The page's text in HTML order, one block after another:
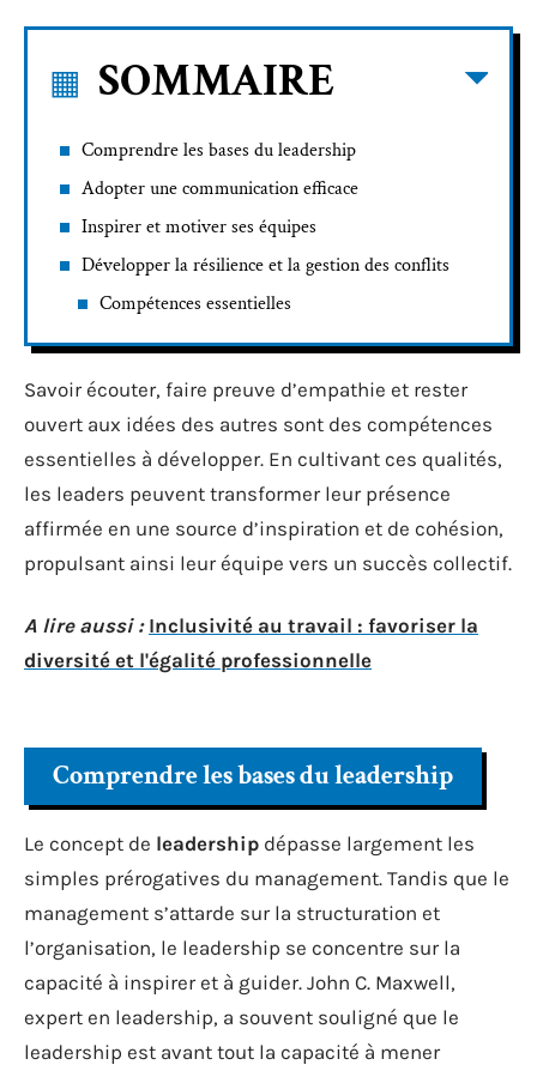
SOMMAIRE
Comprendre les bases du leadership
Adopter une communication efficace
Inspirer et motiver ses équipes
Développer la résilience et la gestion des conflits
Compétences essentielles
Savoir écouter, faire preuve d’empathie et rester
ouvert aux idées des autres sont des compétences
essentielles à développer. En cultivant ces qualités,
les leaders peuvent transformer leur présence
affirmée en une source d’inspiration et de cohésion,
propulsant ainsi leur équipe vers un succès collectif.
A lire aussi : Inclusivité au travail : favoriser la
diversité et l'égalité professionnelle
Comprendre les bases du leadership
Le concept de leadership dépasse largement les
simples prérogatives du management. Tandis que le
management s’attarde sur la structuration et
l’organisation, le leadership se concentre sur la
capacité à inspirer et à guider. John C. Maxwell,
expert en leadership, a souvent souligné que le
leadership est avant tout la capacité à mener